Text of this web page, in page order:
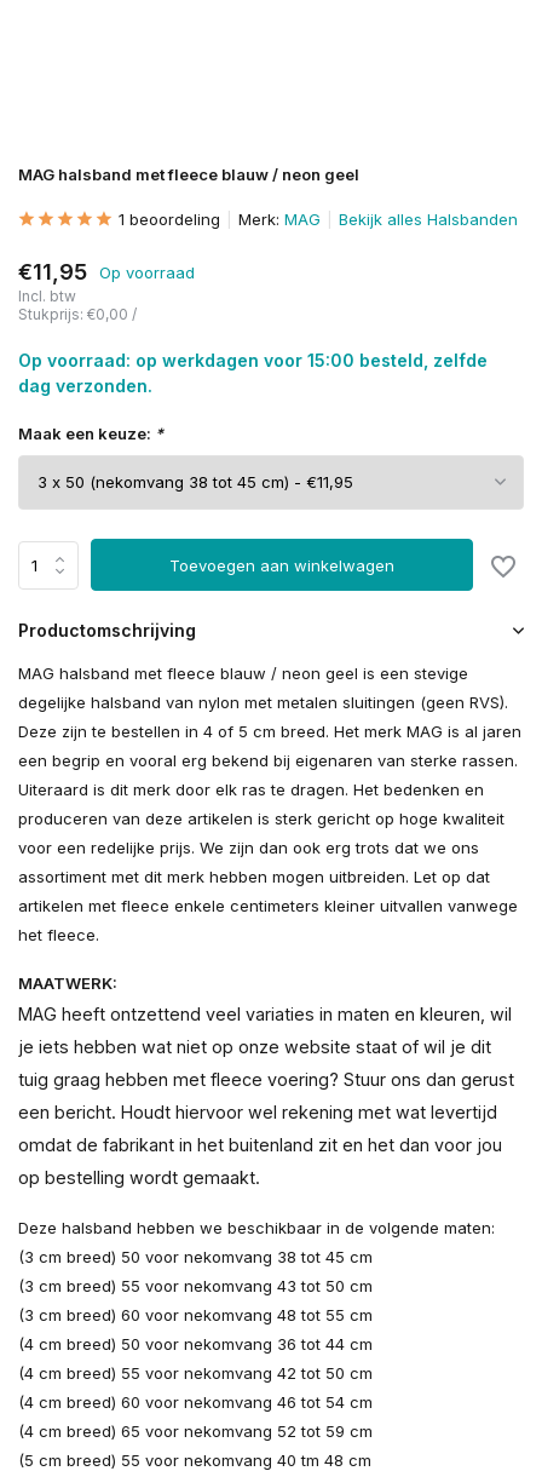
MAG halsband met fleece blauw / neon geel
1 beoordeling Merk: MAG Bekijk alles Halsbanden
€11,95 Op voorraad
Incl. btw
Stukprijs: €0,00 /
Op voorraad: op werkdagen voor 15:00 besteld, zelfde
dag verzonden.
Maak een keuze: *
Toevoegen aan winkelwagen
Productomschrijving
MAG halsband met fleece blauw / neon geel is een stevige
degelijke halsband van nylon met metalen sluitingen (geen RVS).
Deze zijn te bestellen in 4 of 5 cm breed. Het merk MAG is al jaren
een begrip en vooral erg bekend bij eigenaren van sterke rassen.
Uiteraard is dit merk door elk ras te dragen. Het bedenken en
produceren van deze artikelen is sterk gericht op hoge kwaliteit
voor een redelijke prijs. We zijn dan ook erg trots dat we ons
assortiment met dit merk hebben mogen uitbreiden. Let op dat
artikelen met fleece enkele centimeters kleiner uitvallen vanwege
het fleece.
MAATWERK:
MAG heeft ontzettend veel variaties in maten en kleuren, wil
je iets hebben wat niet op onze website staat of wil je dit
tuig graag hebben met fleece voering? Stuur ons dan gerust
een bericht. Houdt hiervoor wel rekening met wat levertijd
omdat de fabrikant in het buitenland zit en het dan voor jou
op bestelling wordt gemaakt.
Deze halsband hebben we beschikbaar in de volgende maten:
(3 cm breed) 50 voor nekomvang 38 tot 45 cm
(3 cm breed) 55 voor nekomvang 43 tot 50 cm
(3 cm breed) 60 voor nekomvang 48 tot 55 cm
(4 cm breed) 50 voor nekomvang 36 tot 44 cm
(4 cm breed) 55 voor nekomvang 42 tot 50 cm
(4 cm breed) 60 voor nekomvang 46 tot 54 cm
(4 cm breed) 65 voor nekomvang 52 tot 59 cm
(5 cm breed) 55 voor nekomvang 40 tm 48 cm